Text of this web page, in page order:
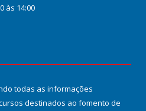
às 14:00
todas as informações
destinados ao fomento de